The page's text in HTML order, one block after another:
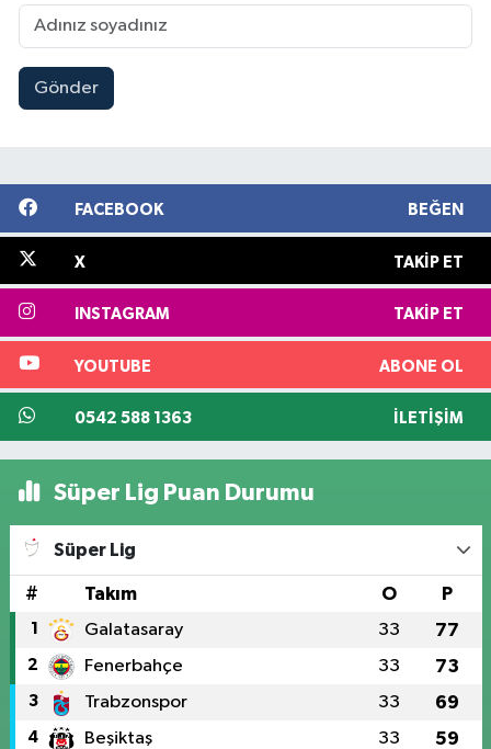
Gönder
FACEBOOK BEĞEN
X TAKIP ET
INSTAGRAM TAKIP ET
YOUTUBE ABONE OL
0542 588 1363 İLETIŞIM
Süper Lig Puan Durumu
Süper Lig
# Takım O P
1 Galatasaray 33 77
2 Fenerbahçe 33 73
3 Trabzonspor 33 69
4 Beşiktaş 33 59